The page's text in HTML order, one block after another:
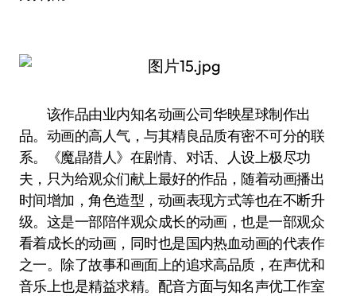
该作品由业内知名动画公司华映星球制作出
品。动画的高人气，与其精良品质有密不可分的联
系。《魔晶猎人》在剧情、对话、人设上极尽功
夫，只为给观众们献上最好的作品，随着动画播出
时间增加，角色造型，动画表现方式等也在不断升
级。这是一部陪伴观众成长的动画，也是一部观众
看着成长的动画，同时也是国内热血动画的代表作
之一。除了故事和画面上的追求高品质，在声优和
音乐上也是精益求精。配音方面与知名声优工作室